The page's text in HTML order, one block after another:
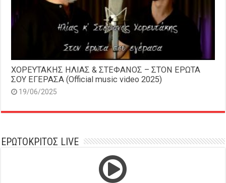
ΧΟΡΕΥΤΑΚΗΣ ΗΛΙΑΣ & ΣΤΕΦΑΝΟΣ – ΣΤΟΝ ΕΡΩΤΑ
ΣΟΥ ΕΓΕΡΑΣΑ (Official music video 2025)
19/06/2025
ΕΡΩΤΟΚΡΙΤΟΣ LIVE